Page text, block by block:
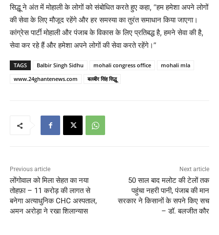
सिद्धू ने अंत में मोहाली के लोगों को संबोधित करते हुए कहा, “हम हमेशा अपने लोगों
की सेवा के लिए मौजूद रहेंगे और हर समस्या का तुरंत समाधान किया जाएगा।
कांग्रेस पार्टी मोहाली और पंजाब के विकास के लिए प्रतिबद्ध है, हमने सेवा की है,
सेवा कर रहे हैं और हमेशा अपने लोगों की सेवा करते रहेंगे।”
TAGS Balbir Singh Sidhu mohali congress office
mohali mla
www.24ghantenews.com
बलबीर सिंह सिद्धू
Previous article
लोंगोवाल को मिला सेहत का नया
तोहफ़ा – 11 करोड़ की लागत से
बनेगा अत्याधुनिक CHC अस्पताल,
अमन अरोड़ा ने रखा शिलान्यास
Next article
50 साल बाद मलोट की टेलों तक
पहुंचा नहरी पानी, पंजाब की मान
सरकार ने किसानों के सपने किए सच
– डॉ. बलजीत कौर